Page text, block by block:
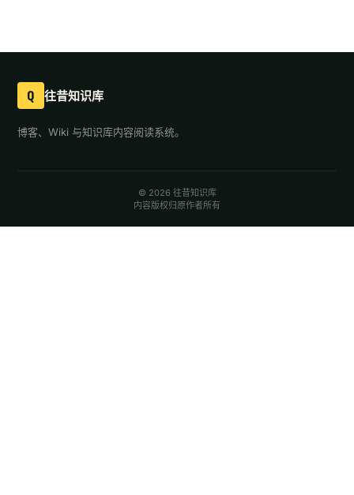
Q 往昔知识库
博客、Wiki 与知识库内容阅读系统。
© 2026 往昔知识库
内容版权归原作者所有